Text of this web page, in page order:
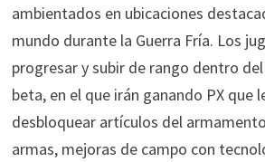
ambientados en ubicaciones
mundo durante la Guerra Fría. Los
progresar y subir de rango dentro
beta, en el que irán ganando PX que
desbloquear artículos del
armas, mejoras de campo con